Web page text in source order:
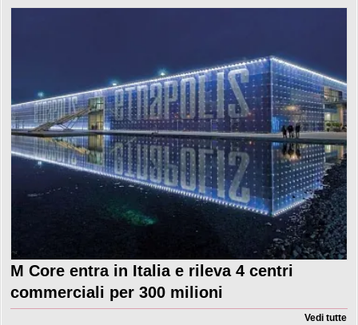
M Core entra in Italia e rileva 4 centri
commerciali per 300 milioni
Vedi tutte